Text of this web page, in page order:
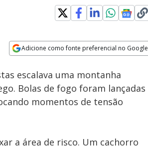
Adicione como fonte preferencial no Google
Velocidade
escalava uma montanha
Bolas de fogo foram lançadas
momentos de tensão
a área de risco. Um cachorro